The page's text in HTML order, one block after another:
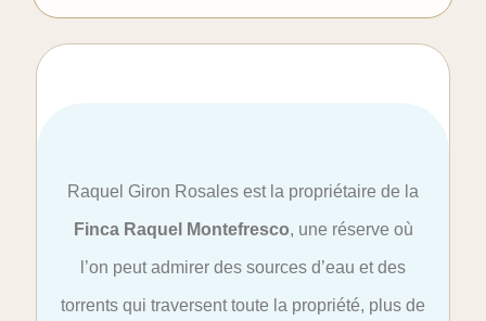
Raquel Giron Rosales est la propriétaire de la
Finca Raquel Montefresco, une réserve où
l’on peut admirer des sources d’eau et des
torrents qui traversent toute la propriété, plus de